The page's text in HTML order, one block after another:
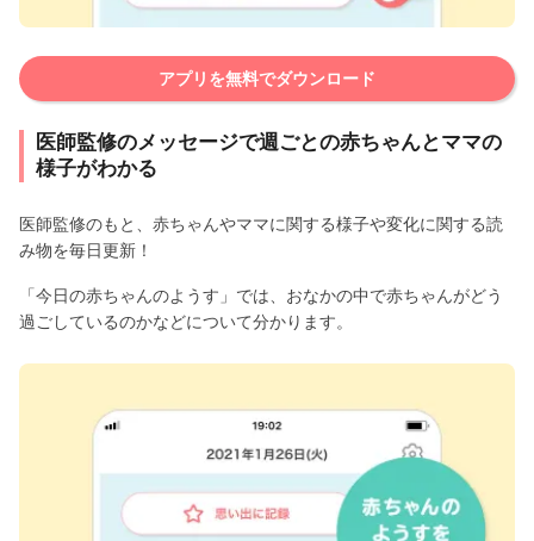
アプリを無料でダウンロード
医師監修のメッセージで週ごとの赤ちゃんとママの
様子がわかる
医師監修のもと、赤ちゃんやママに関する様子や変化に関する読
み物を毎日更新！
「今日の赤ちゃんのようす」では、おなかの中で赤ちゃんがどう
過ごしているのかなどについて分かります。